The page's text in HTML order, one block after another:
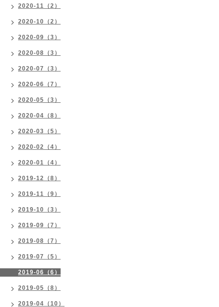
2020-11（2）
2020-10（2）
2020-09（3）
2020-08（3）
2020-07（3）
2020-06（7）
2020-05（3）
2020-04（8）
2020-03（5）
2020-02（4）
2020-01（4）
2019-12（8）
2019-11（9）
2019-10（3）
2019-09（7）
2019-08（7）
2019-07（5）
2019-06（6）
2019-05（8）
2019-04（10）